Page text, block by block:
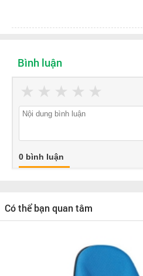
Bình luận
★
★
★
★
★
0 bình luận
Có thể bạn quan tâm